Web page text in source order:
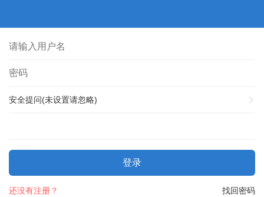
安全提问(未设置请忽略)
登录
找回密码
还没有注册？